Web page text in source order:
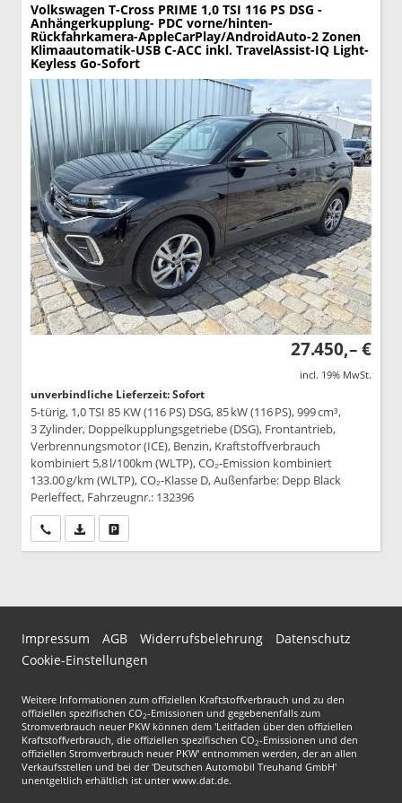
Volkswagen T-Cross PRIME 1,0 TSI 116 PS DSG -
Anhängerkupplung- PDC vorne/hinten-
Rückfahrkamera-AppleCarPlay/AndroidAuto-2 Zonen
Klimaautomatik-USB C-ACC inkl. TravelAssist-IQ Light-
Keyless Go-Sofort
27.450,– €
incl. 19% MwSt.
unverbindliche Lieferzeit: Sofort
5-türig, 1,0 TSI 85 KW (116 PS) DSG, 85 kW (116 PS), 999 cm³,
3 Zylinder, Doppelkupplungsgetriebe (DSG), Frontantrieb,
Verbrennungsmotor (ICE), Benzin, Kraftstoffverbrauch
kombiniert 5,8 l/100km (WLTP), CO₂-Emission kombiniert
133.00 g/km (WLTP), CO₂-Klasse D, Außenfarbe: Depp Black
Perleffect, Fahrzeugnr.: 132396
Wir rufen Sie anPDF-Datei, Fahrzeugexposé drucken
Impressum AGB Widerrufsbelehrung
Datenschutz
Cookie-Einstellungen
Weitere Informationen zum offiziellen Kraftstoffverbrauch und zu den
offiziellen spezifischen CO2-Emissionen und gegebenenfalls zum
Stromverbrauch neuer PKW können dem 'Leitfaden über den offiziellen
Kraftstoffverbrauch, die offiziellen spezifischen CO2-Emissionen und den
offiziellen Stromverbrauch neuer PKW' entnommen werden, der an allen
Verkaufsstellen und bei der 'Deutschen Automobil Treuhand GmbH'
unentgeltlich erhältlich ist unter www.dat.de.